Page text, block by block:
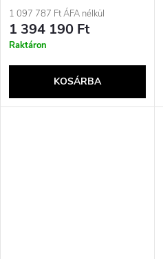
1 097 787 Ft ÁFA nélkül
1 394 190 Ft
Raktáron
KOSÁRBA